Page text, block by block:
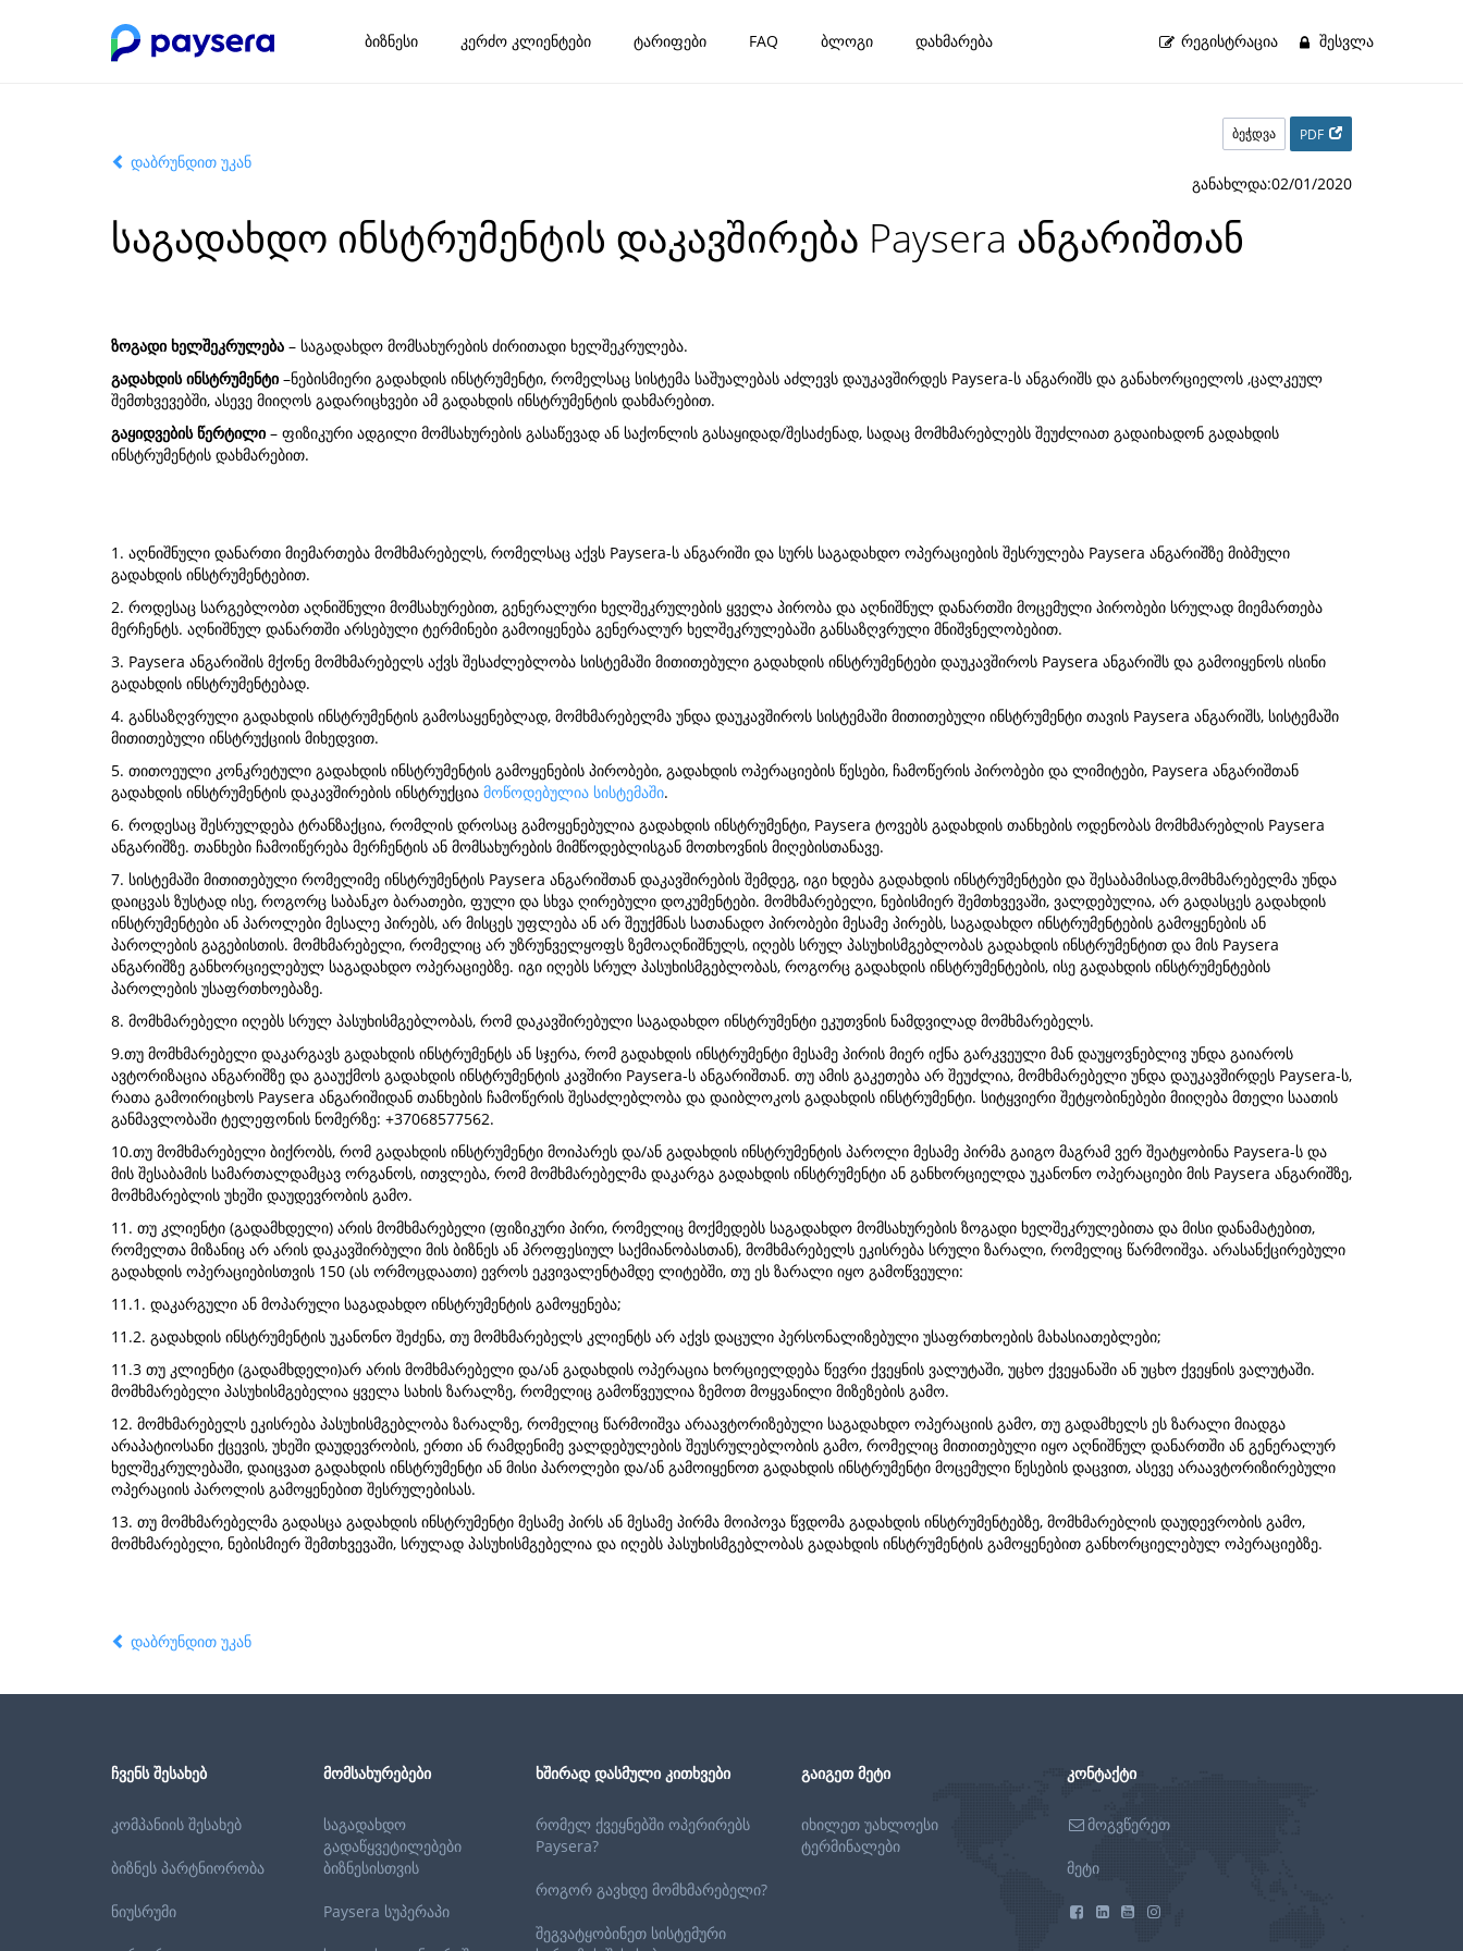
ბიზნესი კერძო კლიენტები ტარიფები FAQ ბლოგი დახმარება ᲠᲔᲒᲘᲡᲢᲠᲐᲪᲘᲐ ᲨᲔᲡᲕᲚᲐ
ბეჭდვა PDF
დაბრუნდით უკან
განახლდა:02/01/2020
საგადახდო ინსტრუმენტის დაკავშირება Paysera ანგარიშთან
ზოგადი ხელშეკრულება – საგადახდო მომსახურების ძირითადი ხელშეკრულება.
გადახდის ინსტრუმენტი –ნებისმიერი გადახდის ინსტრუმენტი, რომელსაც სისტემა საშუალებას აძლევს დაუკავშირდეს Paysera-ს ანგარიშს და განახორციელოს ,ცალკეულ
შემთხვევებში, ასევე მიიღოს გადარიცხვები ამ გადახდის ინსტრუმენტის დახმარებით.
გაყიდვების წერტილი – ფიზიკური ადგილი მომსახურების გასაწევად ან საქონლის გასაყიდად/შესაძენად, სადაც მომხმარებლებს შეუძლიათ გადაიხადონ გადახდის
ინსტრუმენტის დახმარებით.
1. აღნიშნული დანართი მიემართება მომხმარებელს, რომელსაც აქვს Paysera-ს ანგარიში და სურს საგადახდო ოპერაციების შესრულება Paysera ანგარიშზე მიბმული
გადახდის ინსტრუმენტებით.
2. როდესაც სარგებლობთ აღნიშნული მომსახურებით, გენერალური ხელშეკრულების ყველა პირობა და აღნიშნულ დანართში მოცემული პირობები სრულად მიემართება
მერჩენტს. აღნიშნულ დანართში არსებული ტერმინები გამოიყენება გენერალურ ხელშეკრულებაში განსაზღვრული მნიშვნელობებით.
3. Paysera ანგარიშის მქონე მომხმარებელს აქვს შესაძლებლობა სისტემაში მითითებული გადახდის ინსტრუმენტები დაუკავშიროს Paysera ანგარიშს და გამოიყენოს ისინი
გადახდის ინსტრუმენტებად.
4. განსაზღვრული გადახდის ინსტრუმენტის გამოსაყენებლად, მომხმარებელმა უნდა დაუკავშიროს სისტემაში მითითებული ინსტრუმენტი თავის Paysera ანგარიშს, სისტემაში
მითითებული ინსტრუქციის მიხედვით.
5. თითოეული კონკრეტული გადახდის ინსტრუმენტის გამოყენების პირობები, გადახდის ოპერაციების წესები, ჩამოწერის პირობები და ლიმიტები, Paysera ანგარიშთან
გადახდის ინსტრუმენტის დაკავშირების ინსტრუქცია მოწოდებულია სისტემაში.
6. როდესაც შესრულდება ტრანზაქცია, რომლის დროსაც გამოყენებულია გადახდის ინსტრუმენტი, Paysera ტოვებს გადახდის თანხების ოდენობას მომხმარებლის Paysera
ანგარიშზე. თანხები ჩამოიწერება მერჩენტის ან მომსახურების მიმწოდებლისგან მოთხოვნის მიღებისთანავე.
7. სისტემაში მითითებული რომელიმე ინსტრუმენტის Paysera ანგარიშთან დაკავშირების შემდეგ, იგი ხდება გადახდის ინსტრუმენტები და შესაბამისად,მომხმარებელმა უნდა
დაიცვას ზუსტად ისე, როგორც საბანკო ბარათები, ფული და სხვა ღირებული დოკუმენტები. მომხმარებელი, ნებისმიერ შემთხვევაში, ვალდებულია, არ გადასცეს გადახდის
ინსტრუმენტები ან პაროლები მესალე პირებს, არ მისცეს უფლება ან არ შეუქმნას სათანადო პირობები მესამე პირებს, საგადახდო ინსტრუმენტების გამოყენების ან
პაროლების გაგებისთის. მომხმარებელი, რომელიც არ უზრუნველყოფს ზემოაღნიშნულს, იღებს სრულ პასუხისმგებლობას გადახდის ინსტრუმენტით და მის Paysera
ანგარიშზე განხორციელებულ საგადახდო ოპერაციებზე. იგი იღებს სრულ პასუხისმგებლობას, როგორც გადახდის ინსტრუმენტების, ისე გადახდის ინსტრუმენტების
პაროლების უსაფრთხოებაზე.
8. მომხმარებელი იღებს სრულ პასუხისმგებლობას, რომ დაკავშირებული საგადახდო ინსტრუმენტი ეკუთვნის ნამდვილად მომხმარებელს.
9.თუ მომხმარებელი დაკარგავს გადახდის ინსტრუმენტს ან სჯერა, რომ გადახდის ინსტრუმენტი მესამე პირის მიერ იქნა გარკვეული მან დაუყოვნებლივ უნდა გაიაროს
ავტორიზაცია ანგარიშზე და გააუქმოს გადახდის ინსტრუმენტის კავშირი Paysera-ს ანგარიშთან. თუ ამის გაკეთება არ შეუძლია, მომხმარებელი უნდა დაუკავშირდეს Paysera-ს,
რათა გამოირიცხოს Paysera ანგარიშიდან თანხების ჩამოწერის შესაძლებლობა და დაიბლოკოს გადახდის ინსტრუმენტი. სიტყვიერი შეტყობინებები მიიღება მთელი საათის
განმავლობაში ტელეფონის ნომერზე: +37068577562.
10.თუ მომხმარებელი ბიქრობს, რომ გადახდის ინსტრუმენტი მოიპარეს და/ან გადახდის ინსტრუმენტის პაროლი მესამე პირმა გაიგო მაგრამ ვერ შეატყობინა Paysera-ს და
მის შესაბამის სამართალდამცავ ორგანოს, ითვლება, რომ მომხმარებელმა დაკარგა გადახდის ინსტრუმენტი ან განხორციელდა უკანონო ოპერაციები მის Paysera ანგარიშზე,
მომხმარებლის უხეში დაუდევრობის გამო.
11. თუ კლიენტი (გადამხდელი) არის მომხმარებელი (ფიზიკური პირი, რომელიც მოქმედებს საგადახდო მომსახურების ზოგადი ხელშეკრულებითა და მისი დანამატებით,
რომელთა მიზანიც არ არის დაკავშირბული მის ბიზნეს ან პროფესიულ საქმიანობასთან), მომხმარებელს ეკისრება სრული ზარალი, რომელიც წარმოიშვა. არასანქცირებული
გადახდის ოპერაციებისთვის 150 (ას ორმოცდაათი) ევროს ეკვივალენტამდე ლიტებში, თუ ეს ზარალი იყო გამოწვეული:
11.1. დაკარგული ან მოპარული საგადახდო ინსტრუმენტის გამოყენება;
11.2. გადახდის ინსტრუმენტის უკანონო შეძენა, თუ მომხმარებელს კლიენტს არ აქვს დაცული პერსონალიზებული უსაფრთხოების მახასიათებლები;
11.3 თუ კლიენტი (გადამხდელი)არ არის მომხმარებელი და/ან გადახდის ოპერაცია ხორციელდება წევრი ქვეყნის ვალუტაში, უცხო ქვეყანაში ან უცხო ქვეყნის ვალუტაში.
მომხმარებელი პასუხისმგებელია ყველა სახის ზარალზე, რომელიც გამოწვეულია ზემოთ მოყვანილი მიზეზების გამო.
12. მომხმარებელს ეკისრება პასუხისმგებლობა ზარალზე, რომელიც წარმოიშვა არაავტორიზებული საგადახდო ოპერაციის გამო, თუ გადამხელს ეს ზარალი მიადგა
არაპატიოსანი ქცევის, უხეში დაუდევრობის, ერთი ან რამდენიმე ვალდებულების შეუსრულებლობის გამო, რომელიც მითითებული იყო აღნიშნულ დანართში ან გენერალურ
ხელშეკრულებაში, დაიცვათ გადახდის ინსტრუმენტი ან მისი პაროლები და/ან გამოიყენოთ გადახდის ინსტრუმენტი მოცემული წესების დაცვით, ასევე არაავტორიზირებული
ოპერაციის პაროლის გამოყენებით შესრულებისას.
13. თუ მომხმარებელმა გადასცა გადახდის ინსტრუმენტი მესამე პირს ან მესამე პირმა მოიპოვა წვდომა გადახდის ინსტრუმენტებზე, მომხმარებლის დაუდევრობის გამო,
მომხმარებელი, ნებისმიერ შემთხვევაში, სრულად პასუხისმგებელია და იღებს პასუხისმგებლობას გადახდის ინსტრუმენტის გამოყენებით განხორციელებულ ოპერაციებზე.
დაბრუნდით უკან
ᲩᲕᲔᲜᲡ ᲨᲔᲡᲐᲮᲔᲑ
კომპანიის შესახებ
ბიზნეს პარტნიორობა
ნიუსრუმი
ᲛᲝᲛᲡᲐᲮᲣᲠᲔᲑᲔᲑᲘ
საგადახდო
გადაწყვეტილებები
ბიზნესისთვის
Paysera სუპერაპი
ᲮᲨᲘᲠᲐᲓ ᲓᲐᲡᲛᲣᲚᲘ ᲙᲘᲗᲮᲕᲔᲑᲘ
რომელ ქვეყნებში ოპერირებს
Paysera?
როგორ გავხდე მომხმარებელი?
შეგვატყობინეთ სისტემური
ᲒᲐᲘᲒᲔᲗ ᲛᲔᲢᲘ
იხილეთ უახლოესი
ტერმინალები
ᲙᲝᲜᲢᲐᲥᲢᲘ
მოგვწერეთ
მეტი